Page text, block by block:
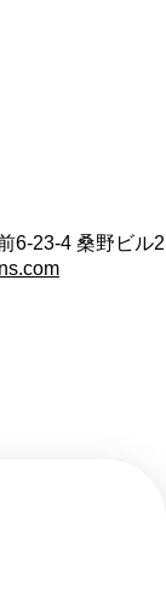
6-23-4 桑野ビル2